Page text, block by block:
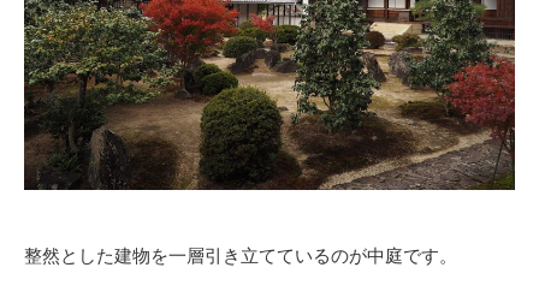
整然とした建物を一層引き立てているのが中庭です。